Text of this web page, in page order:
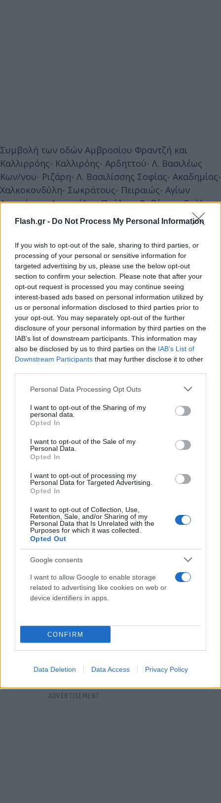
Flash.gr - Do Not Process My Personal Information
If you wish to opt-out of the sale, sharing to third parties, or
processing of your personal or sensitive information for
targeted advertising by us, please use the below opt-out
section to confirm your selection. Please note that after your
opt-out request is processed you may continue seeing
interest-based ads based on personal information utilized by
us or personal information disclosed to third parties prior to
your opt-out. You may separately opt-out of the further
disclosure of your personal information by third parties on the
IAB’s list of downstream participants. This information may
also be disclosed by us to third parties on the IAB’s List of
Downstream Participants that may further disclose it to other
Please note that this website/app uses one or more Google
not limited to your visit or usage behaviour. You may click to
grant or deny consent to Google and its third-party tags to
use your data for below specified purposes in below Google
consent section.
Personal Data Processing Opt Outs
I want to opt-out of the Sharing of my
personal data.
Opted In
I want to opt-out of the Sale of my
Personal Data.
Opted In
I want to opt-out of processing my
Personal Data for Targeted Advertising.
Opted In
I want to opt-out of Collection, Use,
Retention, Sale, and/or Sharing of my
Personal Data that Is Unrelated with the
Purposes for which it was collected.
Opted Out
Google consents
I want to allow Google to enable storage
related to advertising like cookies on web or
device identifiers in apps.
CONFIRM
Data Deletion Data Access Privacy Policy
Συμβολή των οδών Αμβροσίου Φραντζή και
Καλλιρρόης- Καλλιρόης- Αρδηττού- Λ. Βασιλέως
Κων/νου- Ριζάρη- Λ. Βασιλίσσης Σοφίας- Ακαδημίας-
Χαλκοκονδύλη- Σωκράτους- Πειραιώς- Αγίων
Ασωμάτων- Αποστόλου Παύλου- Ροβέρτου Γκάλι-
Γαριβάλδη- Μουσών- Όρλωφ- Τσάμη Καρατάσου-
Καλλιρρόης κατά το χρονικό διάστημα από 17:00
της σήμερον 29-7-2022 έως την 02:00 της 30-7-2022.
Η ανωτέρω απαγόρευση επιβάλλεται, αφενός,
καθώς οι οργανωτές δεν γνωστοποίησαν στην κατά
τόπο Αστυνομική Αρχή, την πρόθεσή τους να
καλέσουν το ευρύ κοινό να συμμετάσχει, σε
συγκεκριμένο τόπο και χρόνο, σε δημόσια
υπαίθρια συνάθροιση ως οφείλουν, σύμφωνα με
τις διατάξεις του άρθρου 3 παρ. 1 & 2 του Ν.
εκ τούτου δεν κατέστη δυνατή η τήρηση της
προβλεπόμενης διαδικασίας της ισχύουσας
νομοθεσίας περί δημόσιων υπαίθριων
εγκυμονείται σοβαρός κίνδυνος για τη δημόσια
ασφάλεια και επαπειλείται σοβαρή διατάραξη της
κοινωνικοοικονομικής ζωής στην συγκεκριμένη
περιοχή, της κυκλοφορίας οχημάτων και πεζών,
της λειτουργία των υποδομών και κοινωφελών
εγκαταστάσεων του σημείου πραγματοποίησής